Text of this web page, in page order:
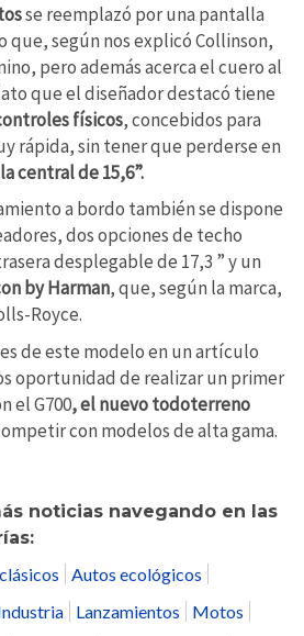
se reemplazó por una pantalla
que, según nos explicó Collinson,
pero además acerca el cuero al
que el diseñador destacó tiene
físicos, concebidos para
rápida, sin tener que perderse en
central de 15,6”.
a bordo también se dispone
dos opciones de techo
desplegable de 17,3 ” y un
by Harman, que, según la marca,
Royce.
de este modelo en un artículo
oportunidad de realizar un primer
el G700, el nuevo todoterreno
con modelos de alta gama.
noticias navegando en las
Autos ecológicos
Lanzamientos
Motos